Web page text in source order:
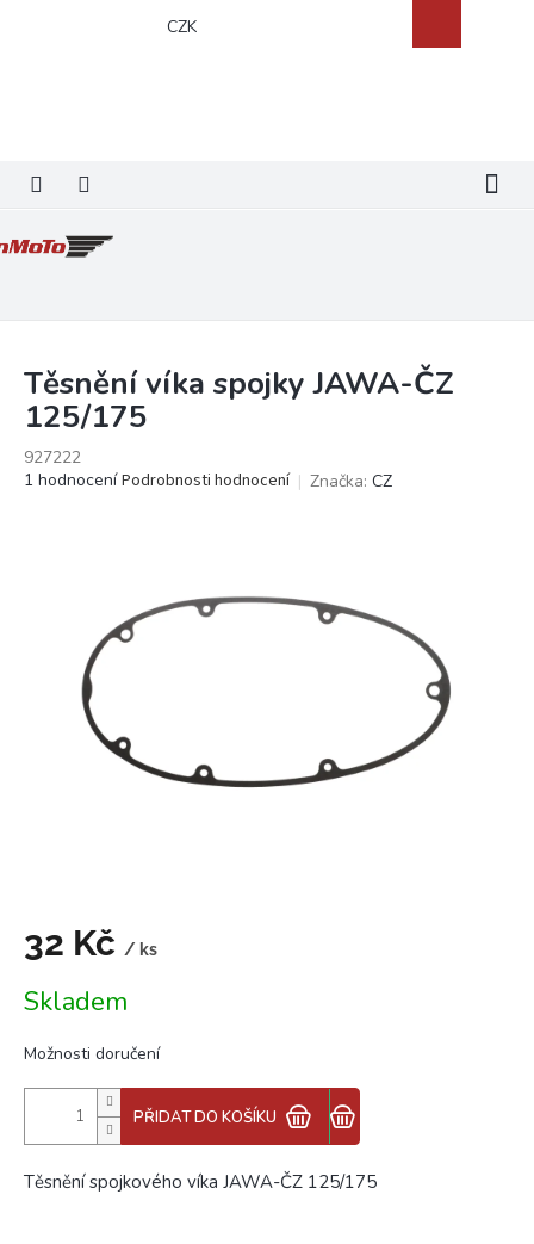
CZK
košík
Těsnění víka spojky JAWA-ČZ
125/175
927222
Průměrné
1 hodnocení Podrobnosti hodnocení Značka: CZ
32 Kč / ks
cena:
Skladem
Možnosti doručení
PŘIDAT DO KOŠÍKU
Těsnění spojkového víka JAWA-ČZ 125/175